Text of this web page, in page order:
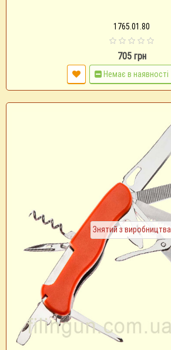
1765.01.80
705 грн
Немає в наявності
Знятий з виробництва